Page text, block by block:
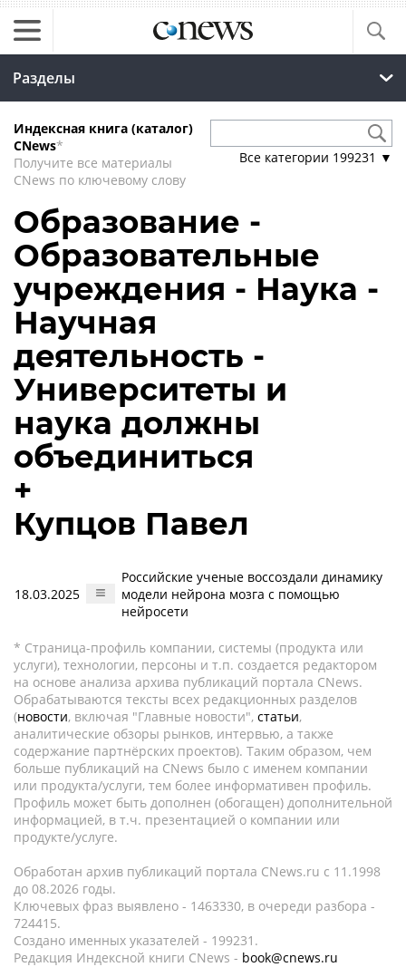
Разделы
Индексная книга (каталог)
CNews*
Получите все материалы
CNews по ключевому слову
Все категории 199231 ▼
Образование -
Образовательные
учреждения - Наука -
Научная
деятельность -
Университеты и
наука должны
объединиться
+
Купцов Павел
18.03.2025
Российские ученые воссоздали динамику
модели нейрона мозга с помощью
нейросети
* Страница-профиль компании, системы (продукта или
услуги), технологии, персоны и т.п. создается редактором
на основе анализа архива публикаций портала CNews.
Обрабатываются тексты всех редакционных разделов
(новости, включая "Главные новости", статьи,
аналитические обзоры рынков, интервью, а также
содержание партнёрских проектов). Таким образом, чем
больше публикаций на CNews было с именем компании
или продукта/услуги, тем более информативен профиль.
Профиль может быть дополнен (обогащен) дополнительной
информацией, в т.ч. презентацией о компании или
продукте/услуге.
Обработан архив публикаций портала CNews.ru c 11.1998
до 08.2026 годы.
Ключевых фраз выявлено - 1463330, в очереди разбора -
724415.
Создано именных указателей - 199231.
Редакция Индексной книги CNews - book@cnews.ru